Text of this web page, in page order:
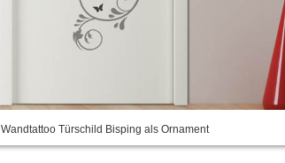
Wandtattoo Türschild Bisping als Ornament